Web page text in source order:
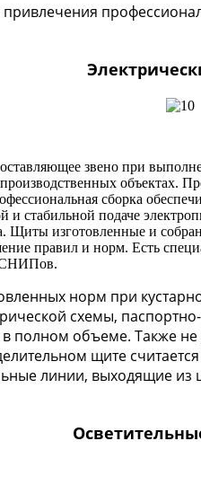
звено при
объектах.
сборка
и стабильной подаче
Щиты изготовленные и
правил и норм. Есть
СНИПов.
норм при
схемы,
полном объеме. Также
щите
линии, выходящие